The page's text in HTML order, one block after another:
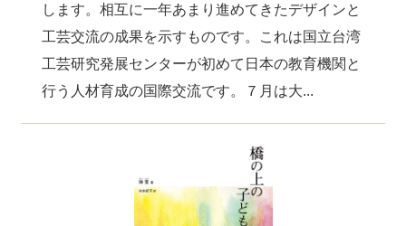
します。相互に一年あまり進めてきたデザインと
工芸交流の成果を示すものです。これは国立台湾
工芸研究発展センターが初めて日本の教育機関と
行う人材育成の国際交流です。７月は大...